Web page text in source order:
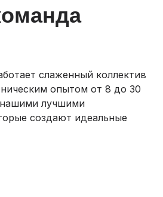
слаженный коллектив
опытом от 8 до 30
нашими лучшими
создают идеальные